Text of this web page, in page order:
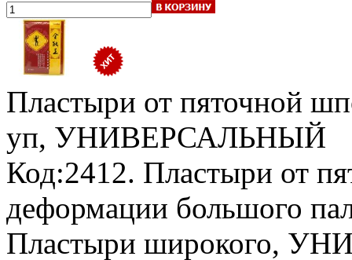
Пластыри от пяточной
уп, УНИВЕРСАЛЬНЫЙ
Код:2412. Пластыри от
деформации большого
Пластыри широкого,